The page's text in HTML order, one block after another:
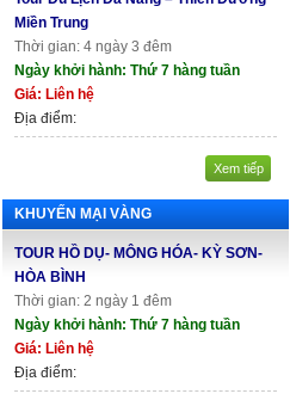
Miền Trung
Thời gian: 4 ngày 3 đêm
Ngày khởi hành: Thứ 7 hàng tuần
Giá: Liên hệ
Địa điểm:
Xem tiếp
KHUYẾN MẠI VÀNG
TOUR HỒ DỤ- MÔNG HÓA- KỲ SƠN-
HÒA BÌNH
Thời gian: 2 ngày 1 đêm
Ngày khởi hành: Thứ 7 hàng tuần
Giá: Liên hệ
Địa điểm: